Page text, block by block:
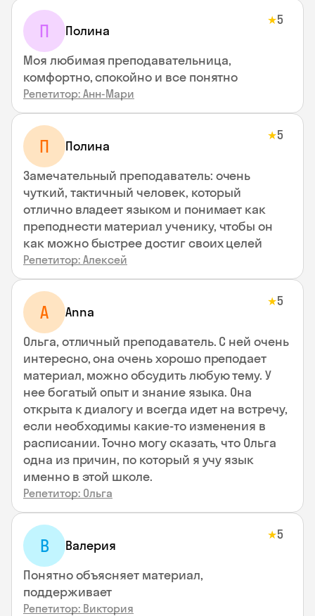
П Полина
★5
Моя любимая преподавательница,
комфортно, спокойно и все понятно
Репетитор: Анн-Мари
П Полина
★5
Замечательный преподаватель: очень
чуткий, тактичный человек, который
отлично владеет языком и понимает как
преподнести материал ученику, чтобы он
как можно быстрее достиг своих целей
Репетитор: Алексей
A Anna
★5
Ольга, отличный преподаватель. С ней очень
интересно, она очень хорошо преподает
материал, можно обсудить любую тему. У
нее богатый опыт и знание языка. Она
открыта к диалогу и всегда идет на встречу,
если необходимы какие-то изменения в
расписании. Точно могу сказать, что Ольга
одна из причин, по который я учу язык
именно в этой школе.
Репетитор: Ольга
В Валерия
★5
Понятно объясняет материал,
поддерживает
Репетитор: Виктория